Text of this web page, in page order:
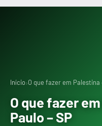
Início›O que fazer em Palestina
O que fazer
Paulo – SP